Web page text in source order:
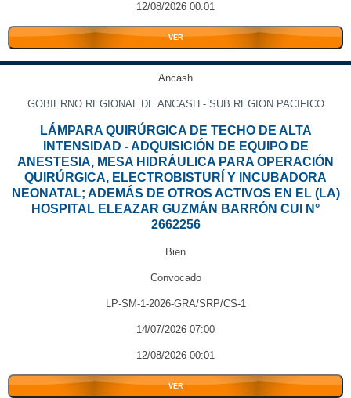
12/08/2026 00:01
VER
Ancash
GOBIERNO REGIONAL DE ANCASH - SUB REGION PACIFICO
LÁMPARA QUIRÚRGICA DE TECHO DE ALTA
INTENSIDAD - ADQUISICIÓN DE EQUIPO DE
ANESTESIA, MESA HIDRÁULICA PARA OPERACIÓN
QUIRÚRGICA, ELECTROBISTURÍ Y INCUBADORA
NEONATAL; ADEMÁS DE OTROS ACTIVOS EN EL (LA)
HOSPITAL ELEAZAR GUZMÁN BARRÓN CUI N°
2662256
Bien
Convocado
LP-SM-1-2026-GRA/SRP/CS-1
14/07/2026 07:00
12/08/2026 00:01
VER